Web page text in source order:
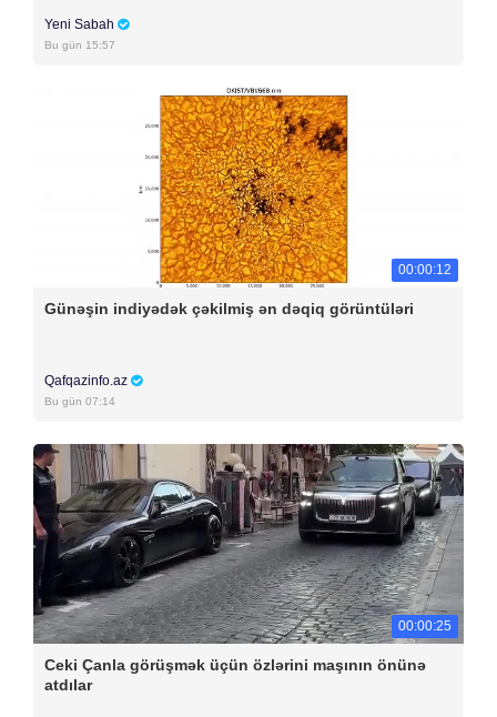
Yeni Sabah
Bu gün 15:57
00:00:12
Günəşin indiyədək çəkilmiş ən dəqiq görüntüləri
Qafqazinfo.az
Bu gün 07:14
00:00:25
Ceki Çanla görüşmək üçün özlərini maşının önünə
atdılar